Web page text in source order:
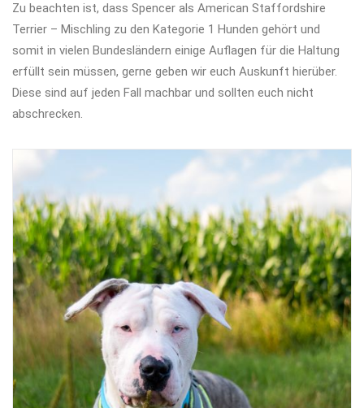
Zu beachten ist, dass Spencer als American Staffordshire
Terrier – Mischling zu den Kategorie 1 Hunden gehört und
somit in vielen Bundesländern einige Auflagen für die Haltung
erfüllt sein müssen, gerne geben wir euch Auskunft hierüber.
Diese sind auf jeden Fall machbar und sollten euch nicht
abschrecken.